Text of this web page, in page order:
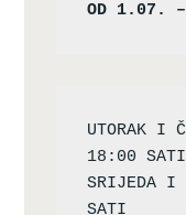
OD 1.07.
UTORAK I
18:00 SATI
SRIJEDA I